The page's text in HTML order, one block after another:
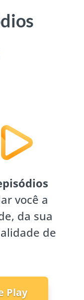
você a
da sua
de
Play